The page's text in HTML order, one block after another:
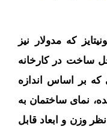
که مدولار نیز
ساخت در کارخانه
که بر اساس اندازه
نمای ساختمان به
وزن و ابعاد قابل